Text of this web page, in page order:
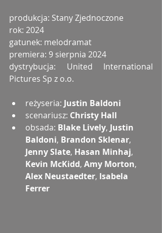
produkcja: Stany Zjednoczone
rok: 2024
gatunek: melodramat
premiera: 9 sierpnia 2024
dystrybucja: United International
Pictures Sp z o.o.
reżyseria: Justin Baldoni
scenariusz: Christy Hall
obsada: Blake Lively, Justin
Baldoni, Brandon Sklenar,
Jenny Slate, Hasan Minhaj,
Kevin McKidd, Amy Morton,
Alex Neustaedter, Isabela
Ferrer